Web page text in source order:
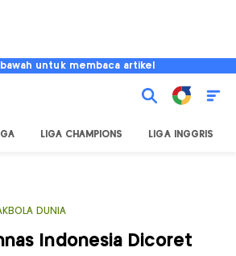
untuk membaca artikel
LIGA CHAMPIONS LIGA INGGRIS
DUNIA
Indonesia Dicoret